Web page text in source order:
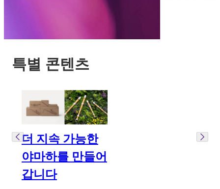
특별 콘텐츠
더 지속 가능한
야마하를 만들어
갑니다